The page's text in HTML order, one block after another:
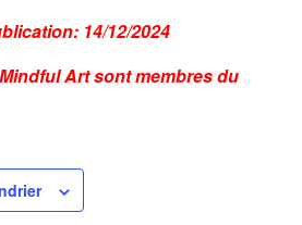
14/12/2024
Art sont membres du